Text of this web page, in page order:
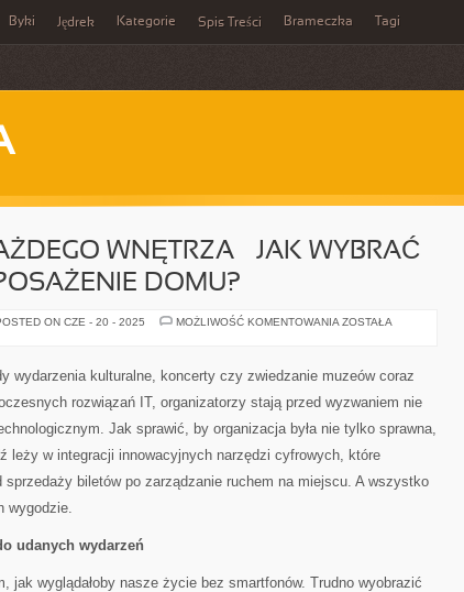
Byki Jędrek Kategorie Spis Treści Brameczka Tagi
WNĘTRZA – JAK WYBRAĆ
DOMU?
ON CZE - 20 - 2025 MOŻLIWOŚĆ KOMENTOWANIA MEBLE
JAK
IDEALNE
DOMU?
ZOSTAŁA
wydarzenia kulturalne, koncerty czy zwiedzanie muzeów coraz
rozwiązań IT, organizatorzy stają przed wyzwaniem nie
Jak sprawić, by organizacja była nie tylko sprawna,
leży w integracji innowacyjnych narzędzi cyfrowych, które
sprzedaży biletów po zarządzanie ruchem na miejscu. A wszystko
wygodzie.
udanych wydarzeń
jak wyglądałoby nasze życie bez smartfonów. Trudno wyobrazić